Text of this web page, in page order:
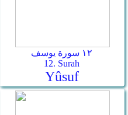
١٢ سورة يوسف
12. Surah
Yûsuf